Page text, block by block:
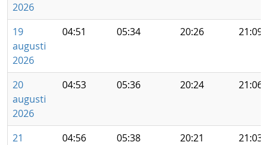
2026
19
augusti
2026
04:51 05:34 20:26 21:09
20
augusti
2026
04:53 05:36 20:24 21:06
21
04:56 05:38 20:21 21:03